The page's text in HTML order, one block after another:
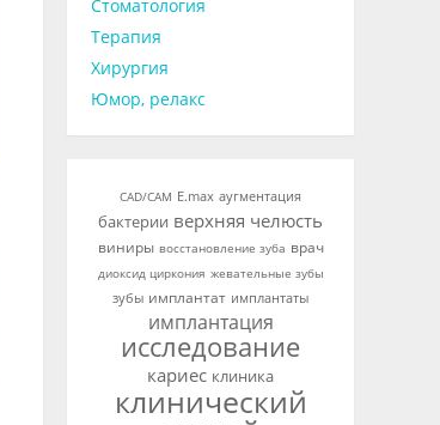
Стоматология
Терапия
Хирургия
Юмор, релакс
CAD/CAM E.max аугментация
бактерии верхняя челюсть
виниры восстановление зуба врач
диоксид циркония жевательные зубы
зубы имплантат имплантаты
имплантация
исследование
кариес клиника
клинический